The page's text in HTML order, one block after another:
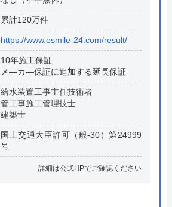
累計120万件
https://www.esmile-24.com/result/
10年施工保証
メ―カ―保証に追加する延長保証
給水装置工事主任技術者
管工事施工管理技士
建築士
国土交通大臣許可（般-30）第24999
号
詳細は公式HPでご確認ください